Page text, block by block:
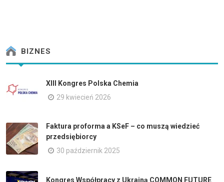
BIZNES
XIII Kongres Polska Chemia
29 kwiecień 2026
Faktura proforma a KSeF – co muszą wiedzieć
przedsiębiorcy
30 październik 2025
Kongres Współpracy z Ukrainą COMMON FUTURE